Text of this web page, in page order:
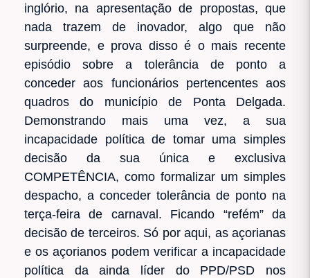
inglório, na apresentação de propostas, que
nada trazem de inovador, algo que não
surpreende, e prova disso é o mais recente
episódio sobre a tolerância de ponto a
conceder aos funcionários pertencentes aos
quadros do município de Ponta Delgada.
Demonstrando mais uma vez, a sua
incapacidade política de tomar uma simples
decisão da sua única e exclusiva
COMPETÊNCIA, como formalizar um simples
despacho, a conceder tolerância de ponto na
terça-feira de carnaval. Ficando “refém” da
decisão de terceiros. Só por aqui, as açorianas
e os açorianos podem verificar a incapacidade
política da ainda líder do PPD/PSD nos